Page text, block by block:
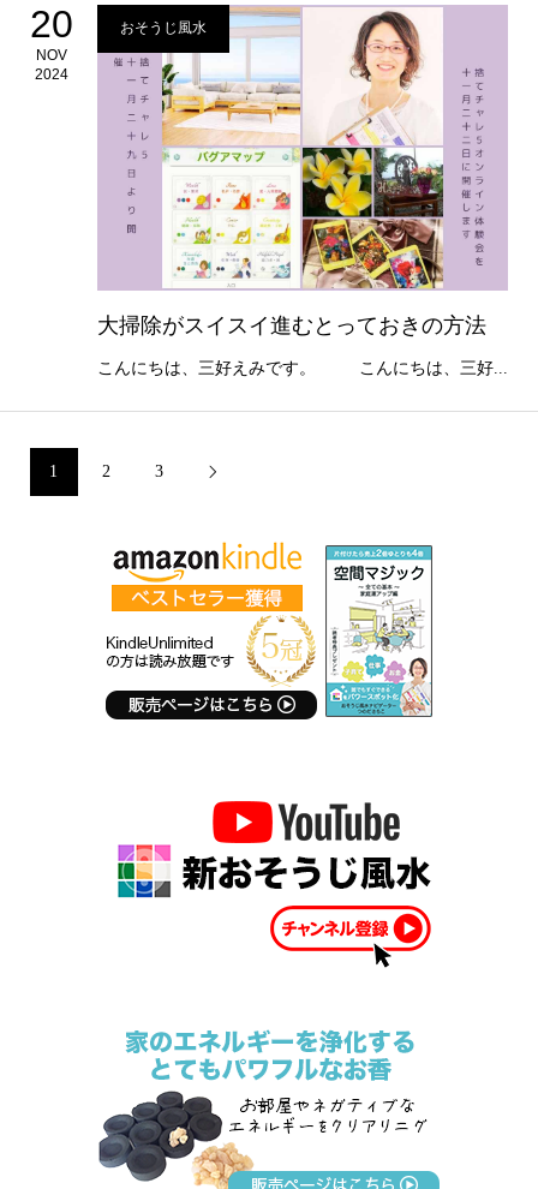
20
NOV
2024
おそうじ風水
大掃除がスイスイ進むとっておきの方法
こんにちは、三好えみです。 こんにちは、三好...
1 2 3 